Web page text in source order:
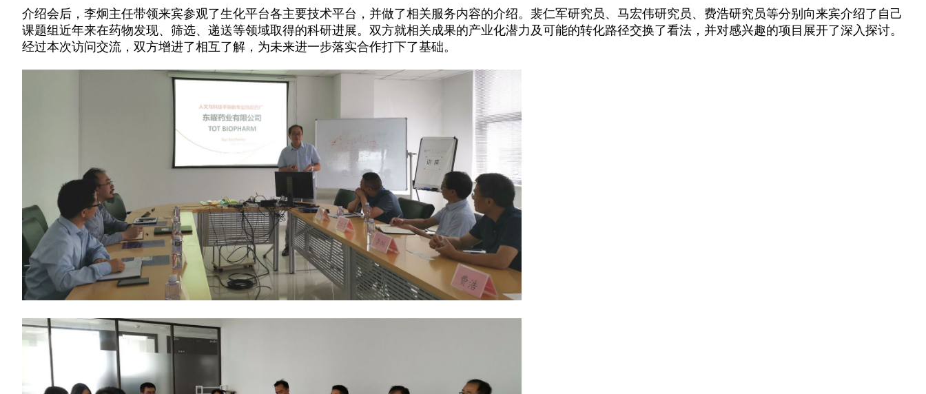
介绍会后，李炯主任带领来宾参观了生化平台各主要技术平台，并做了相关服务内容的介绍。裴仁军研究员、马宏伟研究员、费浩研究员等分别向来宾介绍了自己
课题组近年来在药物发现、筛选、递送等领域取得的科研进展。双方就相关成果的产业化潜力及可能的转化路径交换了看法，并对感兴趣的项目展开了深入探讨。
经过本次访问交流，双方增进了相互了解，为未来进一步落实合作打下了基础。